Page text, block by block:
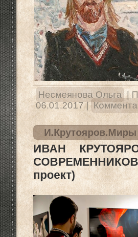
Несмеянова Ольга |
06.01.2017 |
И.Крутояров.Миры
ИВАН
проект)